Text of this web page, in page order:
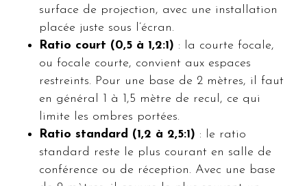
surface de projection, avec une installation
placée juste sous l’écran.
Ratio court (0,5 à 1,2:1) : la courte focale,
ou focale courte, convient aux espaces
restreints. Pour une base de 2 mètres, il faut
en général 1 à 1,5 mètre de recul, ce qui
limite les ombres portées.
Ratio standard (1,2 à 2,5:1) : le ratio
standard reste le plus courant en salle de
conférence ou de réception. Avec une base